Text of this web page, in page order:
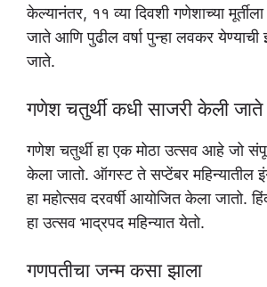
केल्यानंतर, ११ व्या दिवशी गणेशाच्या
जाते आणि पुढील वर्षा पुन्हा लवकर येण्याची
जाते.
गणेश चतुर्थी कधी साजरी केली जाते
गणेश चतुर्थी हा एक मोठा उत्सव आहे जो
केला जातो. ऑगस्ट ते सप्टेंबर महिन्यातील
हा महोत्सव दरवर्षी आयोजित केला जातो.
हा उत्सव भाद्रपद महिन्यात येतो.
गणपतीचा जन्म कसा झाला